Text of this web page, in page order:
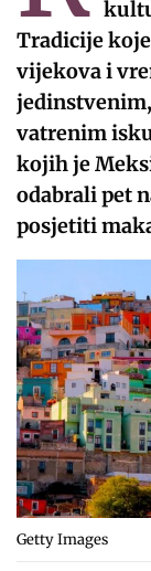
Tradicije
vijekova i
vatrenim
kojih je
odabrali pet
posjetiti
Getty Images